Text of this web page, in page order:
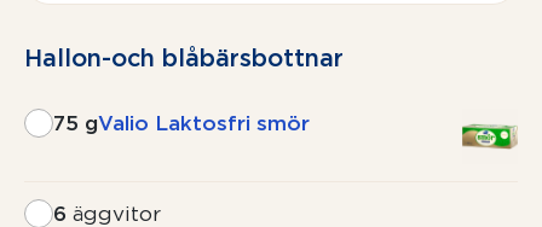
Hallon-och blåbärsbottnar
75 gValio Laktosfri smör
6 äggvitor